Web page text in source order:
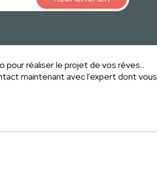
pour réaliser le projet de vos rêves..
maintenant avec l'expert dont vous